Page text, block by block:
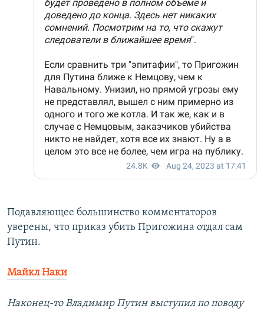
Подавляющее большинство комментаторов
уверены, что приказ убить Пригожина отдал сам
Путин.
Майкл Наки
Наконец-то Владимир Путин выступил по поводу